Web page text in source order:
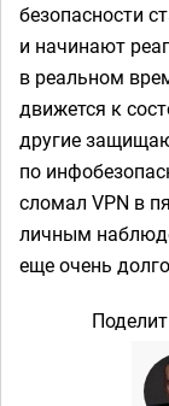
безопасности
и начинают
в реальном
движется к
другие
по
сломал VPN в
личным
еще очень